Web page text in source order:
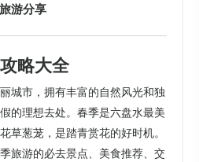
旅游分享
略大全
城市，拥有丰富的自然风光和独
的理想去处。春季是六盘水最美
草葱茏，是踏青赏花的好时机。
旅游的必去景点、美食推荐、交